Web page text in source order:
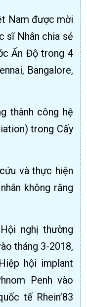
Nam được mời
sĩ Nhân chia sẻ
Ấn Độ trong 4
Bangalore,
thành công hệ
trong Cấy
và thực hiện
không răng
nghị thường
tháng 3-2018,
hội implant
Penh vào
tế Rhein’83